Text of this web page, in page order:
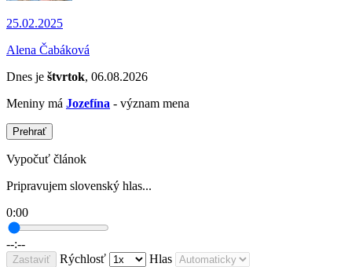
25.02.2025
Alena Čabáková
Dnes je štvrtok, 06.08.2026
Meniny má Jozefína - význam mena
Prehrať
Vypočuť článok
Pripravujem slovenský hlas...
0:00
--:--
Zastaviť Rýchlosť Hlas